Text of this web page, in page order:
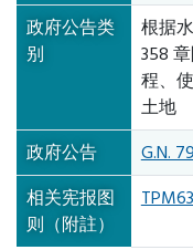
政府公告类
别
根据
358
程、
土地
政府公告
G.N.
相关宪报图
则（附註）